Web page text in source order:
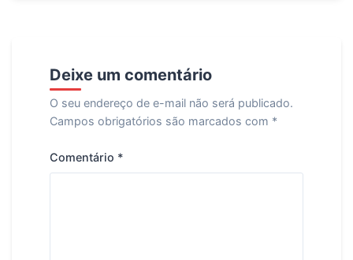
Deixe um comentário
O seu endereço de e-mail não será publicado.
Campos obrigatórios são marcados com *
Comentário *